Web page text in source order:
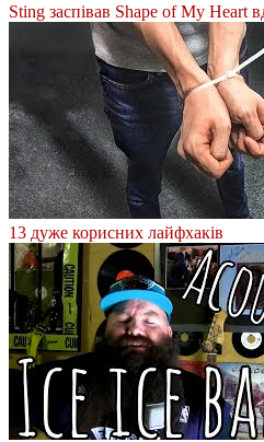
Sting заспівав Shape of My Heart
13 дуже корисних лайфхаків